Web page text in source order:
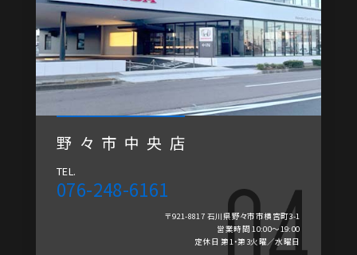
野々市中央店
TEL.
076-248-6161
〒921-8817 石川県野々市市横宮町3-1
営業時間 10:00～19:00
定休日 第1・第3火曜／水曜日